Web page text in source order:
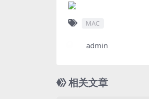
MAC
admin
相关文章